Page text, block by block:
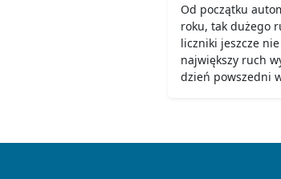
Od początku
roku, tak dużego
liczniki jeszcze
największy ruch
dzień powszedni